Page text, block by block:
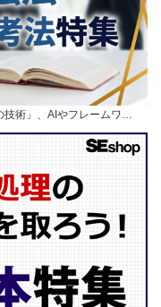
技術」、AIやフレームワ…